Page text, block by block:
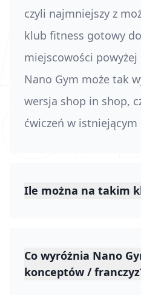
czyli najmniejszy z
klub fitness gotowy
miejscowości
Nano Gym może tak
wersja shop in shop,
ćwiczeń w
Ile można na takim
Co wyróżnia Nano
konceptów /